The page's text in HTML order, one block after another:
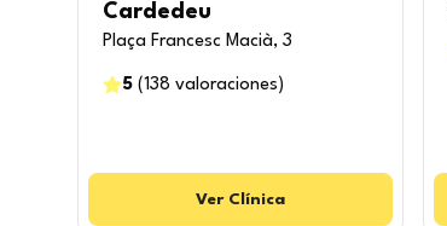
Cardedeu
Plaça Francesc Macià, 3
5 (138 valoraciones )
Ver Clínica